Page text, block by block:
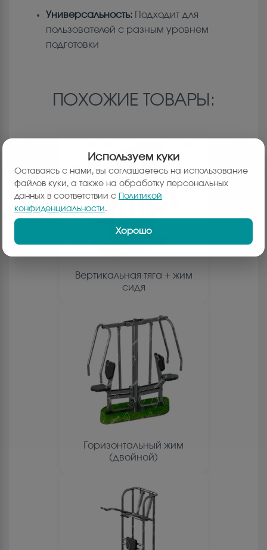
Универсальность: Подходит для
пользователей с разным уровнем
подготовки
ПОХОЖИЕ ТОВАРЫ:
Вертикальная тяга + жим
сидя
Горизонтальный жим
(двойной)
Используем куки
Оставаясь с нами, вы соглашаетесь на использование
файлов куки, а также на обработку персональных
данных в соответствии с Политикой
конфиденциальности.
Хорошо